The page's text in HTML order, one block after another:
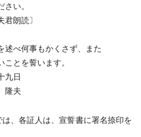
い。
朗読〕
べ何事もかくさず、また
とを誓います。
日
隆夫
、各証人は、宣誓書に署名捺印を